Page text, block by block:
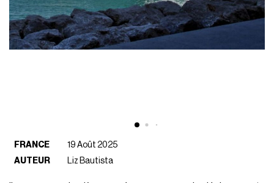
FRANCE
19 Août 2025
AUTEUR
Liz Bautista